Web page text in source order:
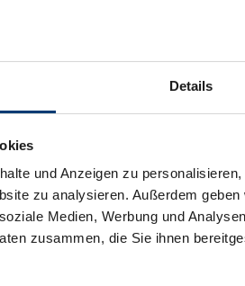
Details
und Anzeigen zu
zu analysieren. Außerdem
Medien, Werbung und
zusammen, die Sie ihnen